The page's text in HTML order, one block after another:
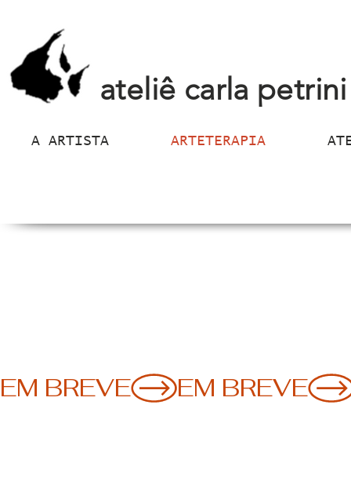
ateliê carla petrini
A ARTISTA ARTETERAPIA
EM BREVE